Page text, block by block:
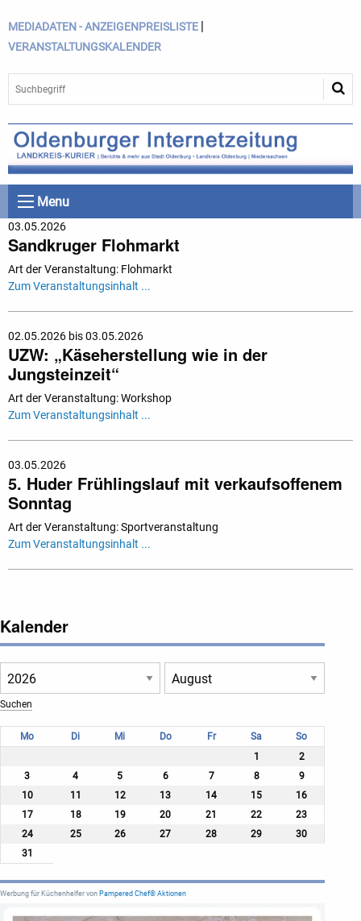
MEDIADATEN - ANZEIGENPREISLISTE |
VERANSTALTUNGSKALENDER
Menu
03.05.2026
Sandkruger Flohmarkt
Art der Veranstaltung: Flohmarkt
Zum Veranstaltungsinhalt ...
02.05.2026 bis 03.05.2026
UZW: „Käseherstellung wie in der
Jungsteinzeit“
Art der Veranstaltung: Workshop
Zum Veranstaltungsinhalt ...
03.05.2026
5. Huder Frühlingslauf mit verkaufsoffenem
Sonntag
Art der Veranstaltung: Sportveranstaltung
Zum Veranstaltungsinhalt ...
Kalender
Mo Di Mi Do Fr Sa
So
1
2
3
4 5 6 7 8
9
10
11 12 13 14 15
16
17
18 19 20 21 22
23
24
25 26 27 28 29
30
31
Werbung für Küchenhelfer von Pampered Chef® Aktionen